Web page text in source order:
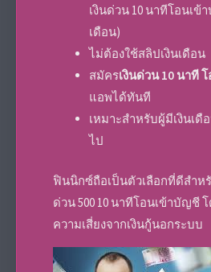
เงินด่วน 10 นาทีโอนเ
เดือน)
ไม่ต้องใช้สลิปเงินเดือน
สมัครเงินด่วน 10 นาที
แอพได้ทันที
เหมาะสำหรับผู้มีเงินเดื
ไป
ฟินนิกซ์ถือเป็นตัวเลือกที่ดีสำห
ด่วน 500 10 นาทีโอนเข้าบัญชี
ความเสี่ยงจากเงินกู้นอกระบบ